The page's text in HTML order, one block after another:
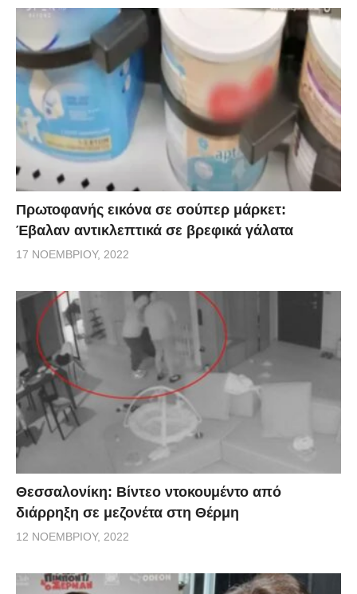
Πρωτοφανής εικόνα σε σούπερ μάρκετ:
Έβαλαν αντικλεπτικά σε βρεφικά γάλατα
17 ΝΟΕΜΒΡΊΟΥ, 2022
Θεσσαλονίκη: Βίντεο ντοκουμέντο από
διάρρηξη σε μεζονέτα στη Θέρμη
12 ΝΟΕΜΒΡΊΟΥ, 2022